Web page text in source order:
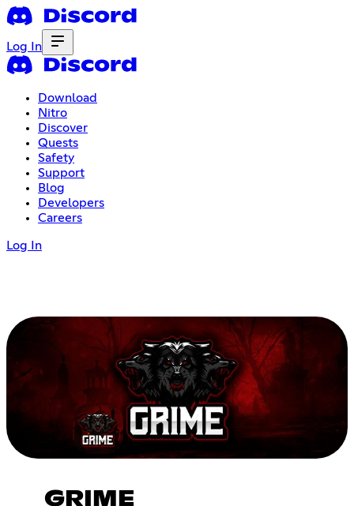
Log In
Download
Nitro
Discover
Quests
Safety
Support
Blog
Developers
Careers
Log In
GRIME